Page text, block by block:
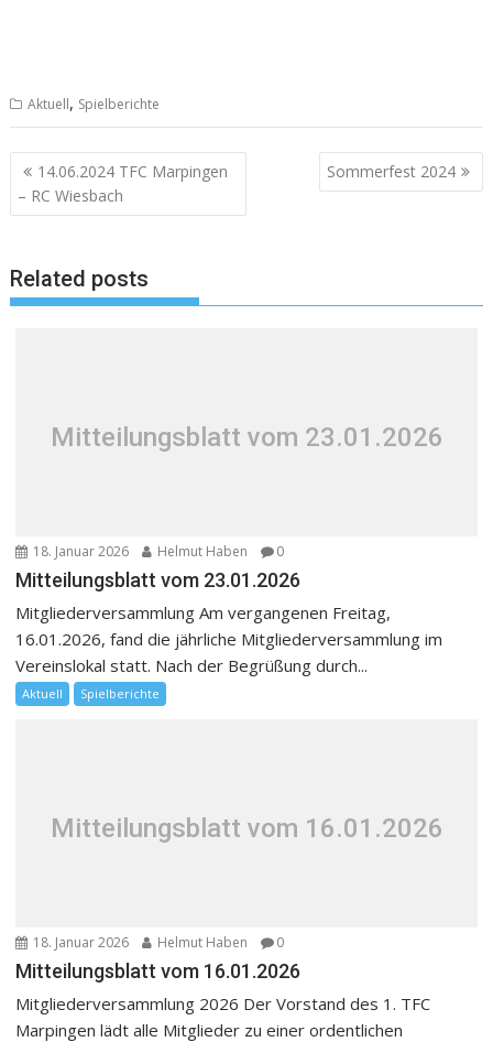
Aktuell, Spielberichte
Beitragsnavigation
14.06.2024 TFC Marpingen
– RC Wiesbach
Sommerfest 2024
Related posts
Mitteilungsblatt vom 23.01.2026
18. Januar 2026 Helmut Haben 0
Mitteilungsblatt vom 23.01.2026
Mitgliederversammlung Am vergangenen Freitag,
16.01.2026, fand die jährliche Mitgliederversammlung im
Vereinslokal statt. Nach der Begrüßung durch...
Aktuell Spielberichte
Mitteilungsblatt vom 16.01.2026
18. Januar 2026 Helmut Haben 0
Mitteilungsblatt vom 16.01.2026
Mitgliederversammlung 2026 Der Vorstand des 1. TFC
Marpingen lädt alle Mitglieder zu einer ordentlichen